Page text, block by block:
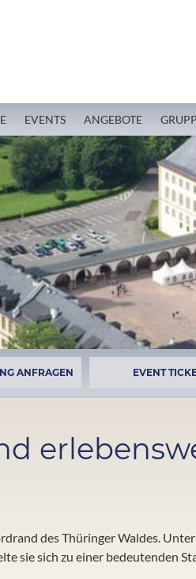
EVENTS ANGEBOTE
ANFRAGEN EVENT
des Thüringer Waldes.
sie sich zu einer bedeutenden